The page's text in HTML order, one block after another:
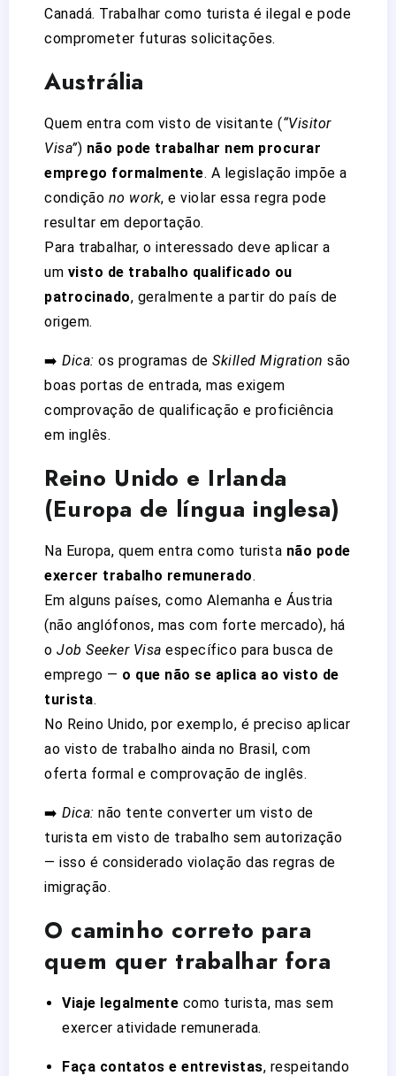
Canadá. Trabalhar como turista é ilegal e pode
comprometer futuras solicitações.
Austrália
Quem entra com visto de visitante (“Visitor
Visa”) não pode trabalhar nem procurar
emprego formalmente. A legislação impõe a
condição no work, e violar essa regra pode
resultar em deportação.
Para trabalhar, o interessado deve aplicar a
um visto de trabalho qualificado ou
patrocinado, geralmente a partir do país de
origem.
➡️ Dica: os programas de Skilled Migration são
boas portas de entrada, mas exigem
comprovação de qualificação e proficiência
em inglês.
Reino Unido e Irlanda
(Europa de língua inglesa)
Na Europa, quem entra como turista não pode
exercer trabalho remunerado.
Em alguns países, como Alemanha e Áustria
(não anglófonos, mas com forte mercado), há
o Job Seeker Visa específico para busca de
emprego — o que não se aplica ao visto de
turista.
No Reino Unido, por exemplo, é preciso aplicar
ao visto de trabalho ainda no Brasil, com
oferta formal e comprovação de inglês.
➡️ Dica: não tente converter um visto de
turista em visto de trabalho sem autorização
— isso é considerado violação das regras de
imigração.
O caminho correto para
quem quer trabalhar fora
Viaje legalmente como turista, mas sem
exercer atividade remunerada.
Faça contatos e entrevistas, respeitando